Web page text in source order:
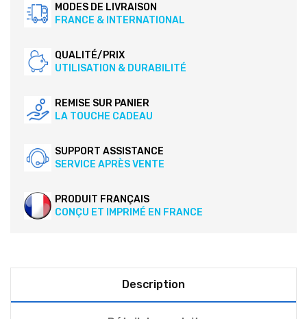
MODES DE LIVRAISON
FRANCE & INTERNATIONAL
QUALITÉ/PRIX
UTILISATION & DURABILITÉ
REMISE SUR PANIER
LA TOUCHE CADEAU
SUPPORT ASSISTANCE
SERVICE APRÈS VENTE
PRODUIT FRANÇAIS
CONÇU ET IMPRIMÉ EN FRANCE
Description